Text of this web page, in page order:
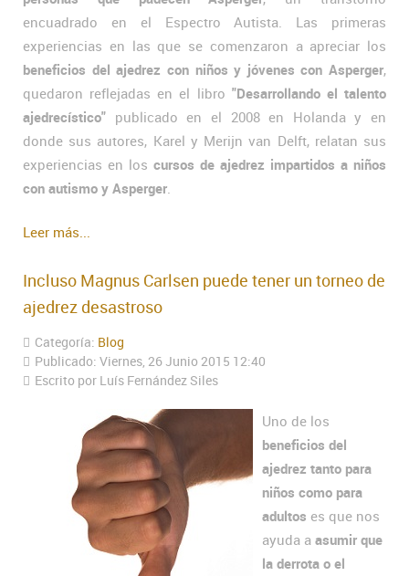
encuadrado en el Espectro Autista. Las primeras
experiencias en las que se comenzaron a apreciar los
beneficios del ajedrez con niños y jóvenes con Asperger,
quedaron reflejadas en el libro "Desarrollando el talento
ajedrecístico" publicado en el 2008 en Holanda y en
donde sus autores, Karel y Merijn van Delft, relatan sus
experiencias en los cursos de ajedrez impartidos a niños
con autismo y Asperger
Leer más...
Incluso Magnus Carlsen puede tener un torneo de
ajedrez desastroso
Categoría: Blog
Publicado: Viernes, 26 Junio 2015 12:40
Escrito por Luís Fernández Siles
Uno de los
beneficios del
ajedrez tanto para
niños como para
adultos es que nos
ayuda a asumir que
la derrota o el